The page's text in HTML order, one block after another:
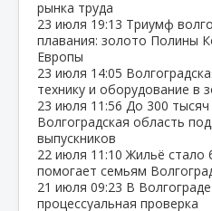
рынка труда
23 июля 19:13 Триумф
плавания: золото Полины
Европы
23 июля 14:05
технику и оборудование в
23 июля 11:56 До 300 тысяч
Волгоградская область
выпускников
22 июля 11:10 Жильё стало
помогает семьям
21 июля 09:23 В
процессуальная проверка